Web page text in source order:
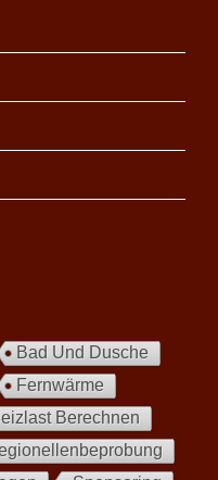
Bad Und Dusche
Fernwärme
Berechnen